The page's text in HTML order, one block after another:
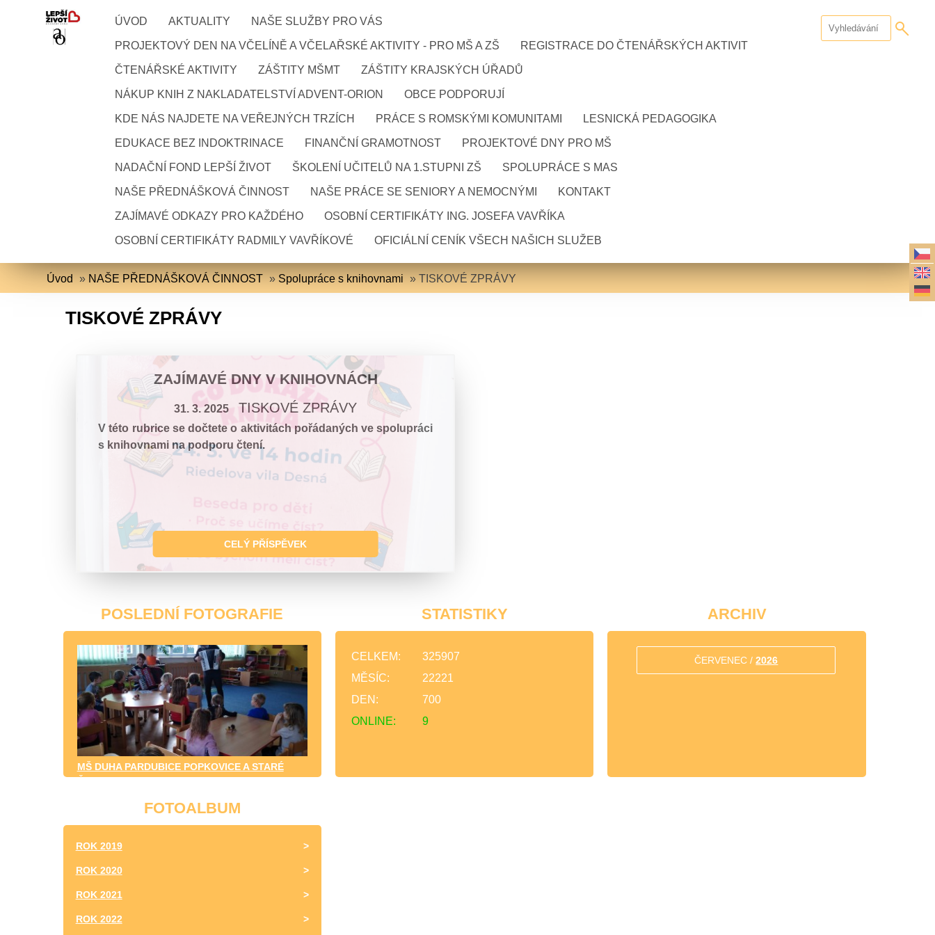
ÚVOD AKTUALITY NAŠE SLUŽBY PRO VÁS
PROJEKTOVÝ DEN NA VČELÍNĚ A VČELAŘSKÉ AKTIVITY - PRO MŠ A ZŠ REGISTRACE DO ČTENÁŘSKÝCH AKTIVIT
ČTENÁŘSKÉ AKTIVITY ZÁŠTITY MŠMT ZÁŠTITY KRAJSKÝCH ÚŘADŮ
NÁKUP KNIH Z NAKLADATELSTVÍ ADVENT-ORION OBCE PODPORUJÍ
KDE NÁS NAJDETE NA VEŘEJNÝCH TRZÍCH PRÁCE S ROMSKÝMI KOMUNITAMI LESNICKÁ PEDAGOGIKA
EDUKACE BEZ INDOKTRINACE FINANČNÍ GRAMOTNOST PROJEKTOVÉ DNY PRO MŠ
NADAČNÍ FOND LEPŠÍ ŽIVOT ŠKOLENÍ UČITELŮ NA 1.STUPNI ZŠ SPOLUPRÁCE S MAS
NAŠE PŘEDNÁŠKOVÁ ČINNOST NAŠE PRÁCE SE SENIORY A NEMOCNÝMI KONTAKT
ZAJÍMAVÉ ODKAZY PRO KAŽDÉHO OSOBNÍ CERTIFIKÁTY ING. JOSEFA VAVŘÍKA
OSOBNÍ CERTIFIKÁTY RADMILY VAVŘÍKOVÉ OFICIÁLNÍ CENÍK VŠECH NAŠICH SLUŽEB
Úvod » NAŠE PŘEDNÁŠKOVÁ ČINNOST » Spolupráce s knihovnami »TISKOVÉ ZPRÁVY
TISKOVÉ ZPRÁVY
ZAJÍMAVÉ DNY V KNIHOVNÁCH
31. 3. 2025 TISKOVÉ ZPRÁVY
V této rubrice se dočtete o aktivitách pořádaných ve spolupráci
s knihovnami na podporu čtení.
CELÝ PŘÍSPĚVEK
POSLEDNÍ FOTOGRAFIE
MŠ DUHA PARDUBICE POPKOVICE A STARÉ
ČIVICE
STATISTIKY
ONLINE: 9
CELKEM:
325907
MĚSÍC:
22221
DEN:
700
ARCHIV
ČERVENEC /2026
FOTOALBUM
ROK 2019
ROK 2020
ROK 2021
ROK 2022